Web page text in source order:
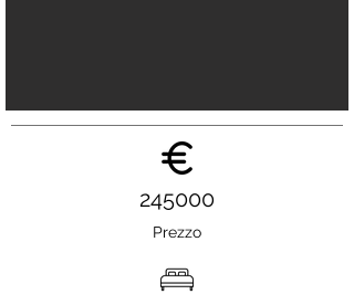
245000
Prezzo